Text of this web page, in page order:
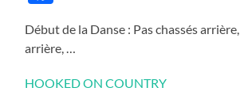
Début de la Danse : Pas chassés
arrière, …
HOOKED ON COUNTRY